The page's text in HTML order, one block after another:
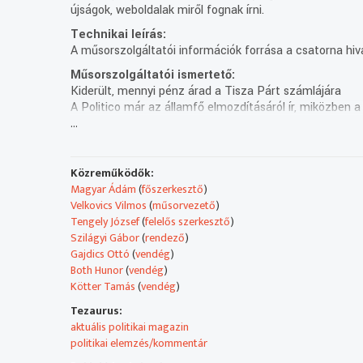
újságok, weboldalak miről fognak írni.
Technikai leírás:
A műsorszolgáltatói információk forrása a csatorna
Műsorszolgáltatói ismertető:
Kiderült, mennyi pénz árad a Tisza Párt számlájára
A Politico már az államfő elmozdításáról ír, miközben
Az uniós milliárdokért cserébe jön a kötelező
enged a fenyegetésnek. Közben a Medián hirtelen
Vezércikk – a sajtóban ez az a műfaj, ami
Hétfőtől péntekig 21 órától gyakorló zsurnaliszták,
...
Közreműködők:
Magyar Ádám(főszerkesztő)
Velkovics Vilmos(műsorvezető)
Tengely József(felelős szerkesztő)
Szilágyi Gábor(rendező)
Gajdics Ottó(vendég)
Both Hunor(vendég)
Kötter Tamás(vendég)
Tezaurus:
aktuális politikai magazin
politikai elemzés/kommentár